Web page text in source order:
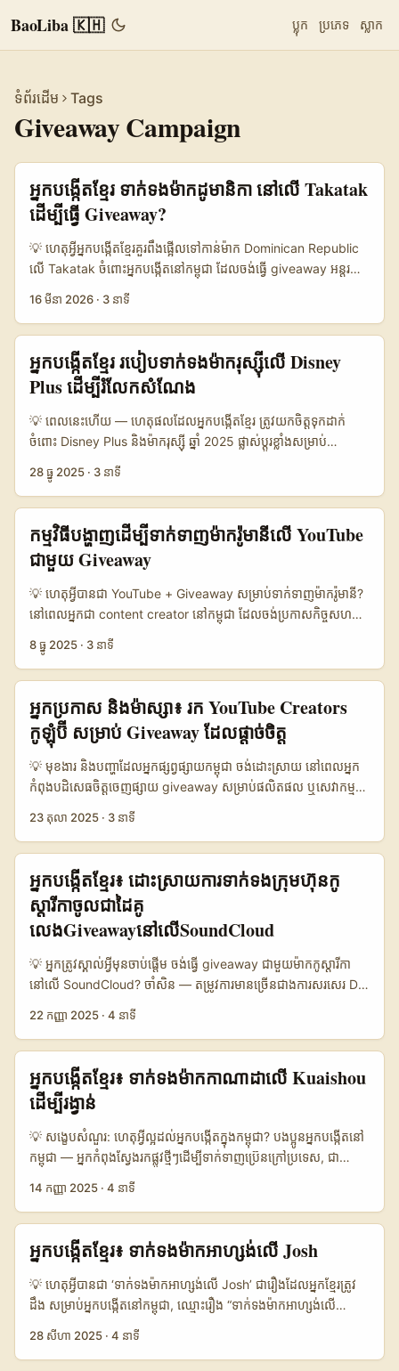
BaoLiba 🇰🇭 ប្លុក ប្រភេទ ស្លាក
ទំព័រដើម Tags
Giveaway Campaign
អ្នក​បង្កើត​ខ្មែរ ទាក់ទងម៉ាកដូមានិកា នៅលើ Takatak
ដើម្បីធ្វើ Giveaway?
💡 ហេតុអ្វីអ្នកបង្កើត​ខ្មែរគួរពឹងផ្អើលទៅកាន់ម៉ាក Dominican Republic
លើ Takatak ចំពោះអ្នកបង្កើតនៅកម្ពុជា ដែលចង់ធ្វើ giveaway អន្តរជាតិ
ផ្សារថ្មីៗ។ គំរូសកម្មភាពដូចជា មហោស្រពសហការណ៍ក្នុងវិឆ័យប្រជុំចែក
សមាជិក និង live sales ដែល Department of International
Trade Promotion (DITP) ប្រើជាកម្មវិធីជាមួយ HKTVmall សម្រាប់
Thailand បង្ហាញថា influencer-led live commerce អាចជារបាយ
ការណ៍ចម្បងសំរាប់ចូលទីផ្សារ (ប្រយោជន៍ណែនាំពី DITP-HKTVmall
ករណីដែលបានចាត់តាំង)។ តើយើងចង់បាន collaboration ជាក់ស្ដែងលើ
Takatak ដូចម្ដេច? អ្នកត្រូវចាប់ផ្តើមពី outreach that feels local,
practical និង measurable — មិនមែនសំណើសង្ខេបគ្មានចំណុចអនុវត្ត
message, channel preference, និង negotiation levers ដែល
បានមូលដ្ឋានលើ observables ពីផ្សព្វផ្សាយសាធារណះ និង trend
reports (សូមពិនិត្យការយោងទៅកាន់ TikTok Vietnam event និងការ
សិក្សា influencer economy ដើម្បីជួយផ្តល់ context)។ ...
16 មីនា 2026 · 3 នាទី
អ្នកបង្កើតខ្មែរ របៀបទាក់ទងម៉ាករុស្ស៊ីលើ Disney
Plus ដើម្បីរំលែកសំណែង
💡 ពេលនេះហើយ — ហេតុផលដែលអ្នកបង្កើតខ្មែរ ត្រូវយកចិត្តទុកដាក់
ចំពោះ Disney Plus និងម៉ាករុស្ស៊ី ឆ្នាំ 2025 ផ្លាស់ប្តូរខ្លាំងសម្រាប់
នានាដូចជា Hulu និង Star+ សម្រាប់តំបន់ខ្លះៗ — ប្រែប្រួលនេះបើកទ្វារឱ្យ
ពិភពឌីជីថល ដូចដែលមាននៅក្នុងព័ត៌មានចុងឆ្នាំ)។ ការស្វែងរក “ធ្វើ
giveaway ជាមួយម៉ាករុស្ស៊ីលើ Disney Plus” មានមូលដ្ឋានពីចំណង់
ចំណូលចិត្តមួយ: ម៉ាកចង់ស្តាប់អ្នករៀបចំជំនួបនឹងទស្សនិកជនថ្មី ហើយអ្នក
បង្កើតចង់បាន engagement និង growth។ ទោះបីជា Disney Plus
មិនមែនបណ្តាញផ្សព្វផ្សាយផ្ទាល់ម៉ាកទេ តែវាកើតឡើងថា មាតិកាដែល
ស្ថិតលើវាជាកន្លែងដែលម៉ាកពាក់ព័ន្ធ—ជា sponsor, product
placement ឬ partnership។ ចំនុចគន្លឹះ៖ ដើម្បីទាក់ទង “ម៉ាករុស្ស៊ី” អ្នក
ត្រូវដំណើរការបែបផ្ទាល់ (PR/agency), ការពិនិត្យប្រព័ន្ធច្បាប់ និងបុគ្គលិកា
តម្រូវការហិរញ្ញវត្ថុ គឺជាចំណុចសំខាន់ — ប្រភពអត្ថបទបញ្ចាក់ពីការប្រើប្រាស់
បច្ចេកវិទ្យាព័ត៌មានដើម្បីផ្លាស់ប្តូរមненийសង្គម (Politico ត្រូវបានរៀបរាប់
នៅក្នុងអត្ថបទយោង) — ហើយនេះបញ្ជាក់ថា ការទំនាក់ទំនងត្រូវមានភាព
ច្បាស់ និងធានាសុវត្ថិភាពសហការណ៍។ ...
28 ធ្នូ 2025 · 3 នាទី
កម្មវិធីបង្ហាញដើម្បីទាក់ទាញម៉ាករ៉ូមានីលើ YouTube
ជាមួយ Giveaway
💡 ហេតុអ្វីបានជា YouTube + Giveaway សម្រាប់ទាក់ទាញម៉ាករ៉ូមានី?
នៅពេលអ្នកជា content creator នៅកម្ពុជា ដែលចង់ប្រកាសកិច្ចសហ
ចម្ងាយវប្បធម៌, ភាសា, និងការជ្រើសរើស platform ដែលម៉ាកគិតថាអាច
ត្រឹមតែ views ទេ តែ watch-time និងការចូលរួម (comments,
shares) ជាដៃគូគុណភាពសម្រាប់ម៉ាក។ ទស្សនៈទីផ្សារ: TikTok ក៏កំពុងធ្វើ
ការបង្កើនចលនា ពោលគឺម៉ាកច្រើនកំពុងលេងនៅលើ multi-platform
strategies (ច្រើនដូចដែលបានរាយការណ៍ដោយ charentelibre_fr អំពី
ការវិនិយោគរបស់ហាងក្នុង TikTok)។ ដូច្នេះ YouTube giveaway
ត្រូវតែបង្កើនតម្លៃលើភាពទាក់ទាញដែលមិនអាចរកបានពីស្រុកផ្សេង—
ឧទាហរណ៍ unboxing ពន្លឺ local, pair-up ជាមួយ micro-influencer
រ៉ូមានី, និង prize localization (សម្រួលលុយ, shipping, language).
beauty, food, gadgets, travel services ដែលត្រូវបានទទួលស្គាល់
នៅទ្វេភាគទាន Romania/EU។ បទពិសោធន៍ខាងក្រោមនឹងផ្តល់ road-
map ឆ្លើយតបបញ្ហដ៏ជាក់ស្តែង។ ...
8 ធ្នូ 2025 · 3 នាទី
អ្នកប្រកាស និងម៉ាស្សា៖ រក YouTube Creators
កូឡុំប៊ី សម្រាប់ Giveaway ដែលផ្តាច់ចិត្ត
💡 មុខងារ និងបញ្ហាដែលអ្នកផ្សព្វផ្សាយកម្ពុជា ចង់ដោះស្រាយ នៅពេលអ្នក
កំពុងបដិសេធចិត្តចេញផ្សាយ giveaway សម្រាប់ផលិតផល ឬសេវាកម្ម
តែមួយ។ សំណួរលេខមួយគឺ: តើអ្នកគួរប្រើ macro-star ឬ micro-
បើអ្នកទទួលការចូលរួមពី creator មិនស្គាល់? អត្ថបទនេះបង្កើតពីការគ្រប់
គ្រងពហុ-ផ្នែក: ព័ត៌មានសាធារណៈពីសៀវភៅផ្សព្វផ្សាយ និងការពិចារណា
trending news, ផ្គុំជាមានដៃគូជាក់ស្តែងសម្រាប់អ្នកផ្សព្វផ្សាយកម្ពុជា។
ចំណុចចម្បង: micro-influencers មិនចាំបាច់មានអ្នក follow ច្រើនទេ
និយាយតាម Winnipeg Free Press reference ដែលពិចារណា
micro-influencers ជាជម្រើសប្រកួតប្រជែងសម្រាប់ brands ។ 📊
Snapshot ទិន្នន័យ: ប្រៀបធៀប Option សម្រាប់ស្វែងរក Creators 📈
250.000 85.000 450.000 📺 Avg Video Views 40.000
6.500 80.000 💬 Engagement Rate 6.2% 9.8% 4.1% 💸
Avg Fee per Giveaway 1.200 USD 350 USD 4.500 USD
តារាងខាងលើបង្ហាញ trade-off ចម្បង: Option A (ក្រុម creators
អធិបតេយ្យ) មានទស្សនិកជន និង views ខ្ពស់, Option B (micro-
influencers) ផ្តល់ engagement ល្អ និងថ្លៃសមរម្យ, Option C
ជ្រើសរើសតាម KPI: brand-awareness → C/A, conversion ឬ
lead-gen → B។ ...
23 តុលា 2025 · 3 នាទី
អ្នកបង្កើតខ្មែរ៖ ដោះស្រាយការទាក់ទងក្រុមហ៊ុនកូ
ស្ដារីកាចូលជាដៃគូ
លេងGiveawayនៅលើSoundCloud
💡 អ្នកត្រូវស្គាល់អ្វីមុនចាប់ផ្តើម ចង់ធ្វើ giveaway ជាមួយម៉ាកកូស្ដារីកា​
នៅលើ SoundCloud? ចាំសិន — តម្រូវការមានច្រើនជាងការសរសេរ DM
ច្បាស់។ ក្រុមហ៊ុនកូស្ដារីកា​ដែលលែងតែចាប់អារម្មណ៍ចំពោះការផ្សព្វផ្សាយតាម
ប្រឌិតដើម្បីជំរុញកិច្ចសហការណ៍រវាងតំបន់។ នៅឆ្នាំ 2025 ទិដ្ឋភាពម៉ាកកំពុង
ផ្លាស់ប្តូរ: Business Insider បានរាយការណ៍ថាម៉ាកធំៗកំពុងចំណាយលើ
content ដែលមានរឿងរ៉ាវ និង “stealth” ads (Business Insider,
2025) — ន័យថាម៉ាកចង់មានរឿងនិងបទពិសោធន៍ ដែលអ្នកបង្កើតត្រូវតែ
ផ្គត់ផ្គង់។ ខណៈនេះ ក្រុមដឹកនាំទីផ្សារទេសចរណ៍ក៏ប្រើ targeted ads
ដោយ AI ដើម្បីជំរុញចំណូលចិត្ត (TravelAndTourWorld, 2025) — វា
មានអត្ថន័យថា ប្រសិនបើអ្នកបង្ហាញផ្ទាល់ពី customer journey និង
data metrics អ្នកនឹងមានអថិជនធំជាងមុន។ ក្នុងអត្ថបទនេះ ខ្ញុំនឹង
ល្អ, negotiation script តូចៗ, និងករណីសាកល្បងដែលអ្នកអាចយកទៅ
22 កញ្ញា 2025 · 4 នាទី
អ្នកបង្កើតខ្មែរ៖ ទាក់ទងម៉ាកកាណាដាលើ Kuaishou
ដើម្បីរង្វាន់
💡 សង្ខេបសំណួរ: ហេតុអ្វីល្អដល់អ្នកបង្កើតក្នុងកម្ពុជា? បងប្អូនអ្នកបង្កើតនៅ
កម្ពុជា — អ្នកកំពុងស្វែងរកផ្លូវថ្មីៗដើម្បីទាក់ទាញប៊្រេនក្រៅប្រទេស, ជា
និងផ្ទាល់ផ្សាយមានថាមពលទាក់ទាញខ្លាំងនៅតំបន់អាស៊ី ហើយកំពុងដំឡើង
AI កំពុងធ្វើអោយវាមានភាពរហ័ស និងខ្លាំងនៅក្នុងការចែកចាយ) (ចំណាំ:
ទស្សនៈ​ពីព័ត៌មាន ByteDance/Seedream បានរាយការណ៍ពីការ​កែលម្អ
AI ដែលជាកត្តា​សំខាន់ក្នុងដៃគូផលិតកម្ម) (The Star; Times of
India)។ អត្ថបទនេះសំរាប់អ្នកដែលចង់ដឹងថា៖ ទៅស្វែងរកម៉ាកកាណាដា​លើ
បានសមាជិកភាពរួច, ហើយធ្វើដូចម្តេចឲ្យ giveaway របស់អ្នកទាក់ទាញ
ការសហការ — ជាក់ស្តែង និងអាចប្រើបានតាមពេល។ ខ្ញុំដាក់ទិចសំខាន់ៗពី
14 កញ្ញា 2025 · 4 នាទី
អ្នកបង្កើតខ្មែរ៖ ទាក់ទងម៉ាកអាហ្សង់លើ Josh
💡 ហេតុអ្វីបានជា ‘ទាក់ទងម៉ាកអាហ្សង់លើ Josh’ ជារឿងដែលអ្នកខ្មែរត្រូវ
ដឹង សម្រាប់អ្នកបង្កើតនៅកម្ពុជា, ឈ្មោះរឿង “ទាក់ទងម៉ាកអាហ្សង់លើ
28 សីហា 2025 · 4 នាទី